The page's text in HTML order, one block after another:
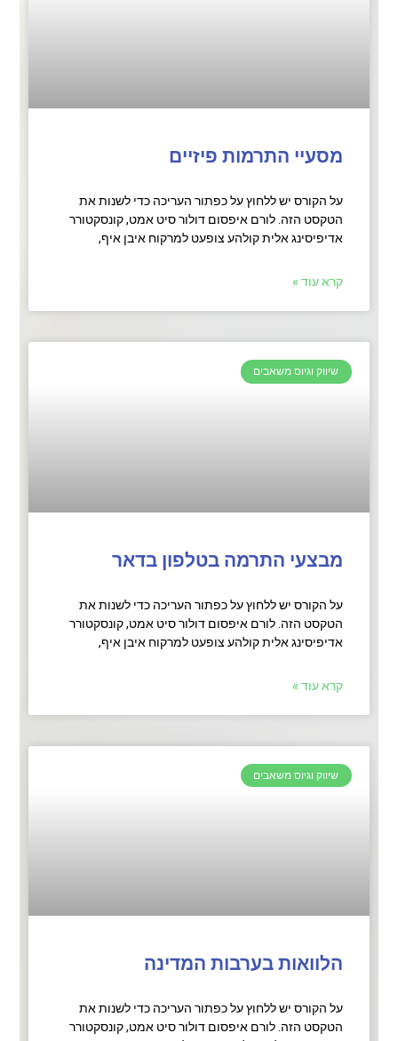
מסעיי התרמות פיזיים
על הקורס יש ללחוץ על כפתור העריכה כדי לשנות את
הטקסט הזה. לורם איפסום דולור סיט אמט, קונסקטורר
אדיפיסינג אלית קולהע צופעט למרקוח איבן איף,
קרא עוד »
שיווק וגיוס משאבים
מבצעי התרמה בטלפון בדאר
על הקורס יש ללחוץ על כפתור העריכה כדי לשנות את
הטקסט הזה. לורם איפסום דולור סיט אמט, קונסקטורר
אדיפיסינג אלית קולהע צופעט למרקוח איבן איף,
קרא עוד »
שיווק וגיוס משאבים
הלוואות בערבות המדינה
על הקורס יש ללחוץ על כפתור העריכה כדי לשנות את
הטקסט הזה. לורם איפסום דולור סיט אמט, קונסקטורר